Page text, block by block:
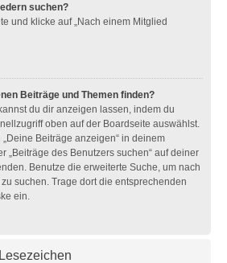
suchen?
und klicke auf „Nach einem Mitglied
Beiträge und Themen finden?
du dir anzeigen lassen, indem du
oben auf der Boardseite auswählst.
Beiträge anzeigen“ in deinem
„Beiträge des Benutzers suchen“ auf deiner
Benutze die erweiterte Suche, um nach
suchen. Trage dort die entsprechenden
ein.